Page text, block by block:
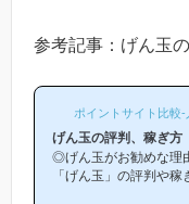
参考記事：げん玉
ポイントサイト比較
げん玉の評判、稼ぎ方
◎げん玉がお勧めな理
「げん玉」の評判や